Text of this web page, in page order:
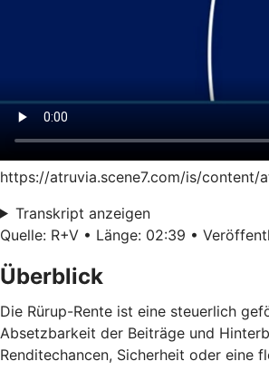
https://atruvia.scene7.com/is/
Transkript anzeigen
Quelle: R+V • Länge: 02:39 •
Überblick
Die Rürup-Rente ist eine steuerlich
Absetzbarkeit der Beiträge und
Renditechancen, Sicherheit oder eine